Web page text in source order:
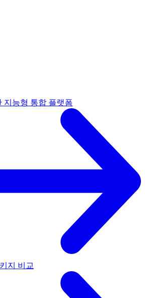
지능형 통합 플랫폼
지 비교